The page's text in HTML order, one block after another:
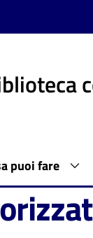
puoi fare